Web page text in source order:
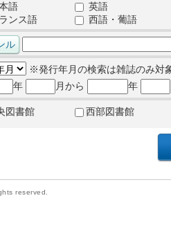
語
英語
ンス語
西語・葡語
※発行年月の検索は雑誌のみ対
年
月から 年
図書館 西部図書館
reserved.